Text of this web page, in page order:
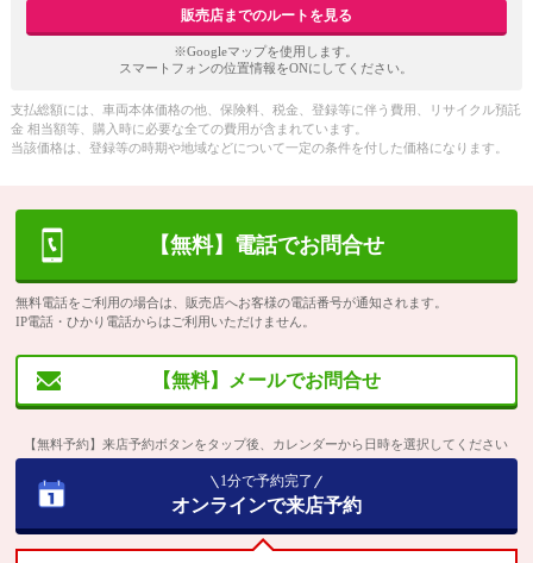
販売店までのルートを見る
※Googleマップを使用します。
スマートフォンの位置情報をONにしてください。
支払総額には、車両本体価格の他、保険料、税金、登録等に伴う費用、リサイクル預託
金 相当額等、購入時に必要な全ての費用が含まれています。
当該価格は、登録等の時期や地域などについて一定の条件を付した価格になります。
【無料】電話でお問合せ
無料電話をご利用の場合は、販売店へお客様の電話番号が通知されます。
IP電話・ひかり電話からはご利用いただけません。
【無料】メールでお問合せ
【無料予約】来店予約ボタンをタップ後、カレンダーから日時を選択してください
1分で予約完了
オンラインで来店予約